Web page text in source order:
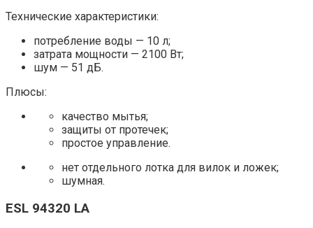
Технические характеристики:
потребление воды — 10 л;
затрата мощности — 2100 Вт;
шум — 51 дБ.
Плюсы:
качество мытья;
защиты от протечек;
простое управление.
нет отдельного лотка для вилок и ложек;
шумная.
ESL 94320 LA